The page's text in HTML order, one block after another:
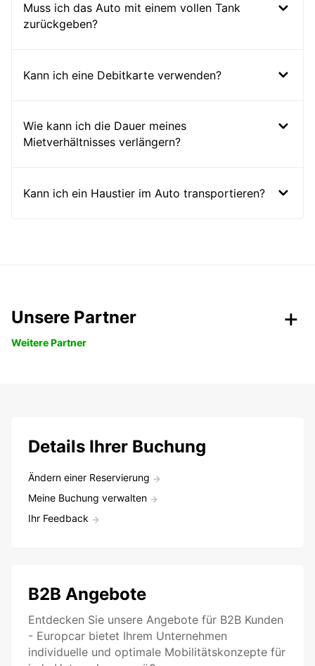
Muss ich das Auto mit einem vollen Tank
zurückgeben?
Kann ich eine Debitkarte verwenden?
Wie kann ich die Dauer meines
Mietverhältnisses verlängern?
Kann ich ein Haustier im Auto transportieren?
Unsere Partner
Weitere Partner
Details Ihrer Buchung
Ändern einer Reservierung
Meine Buchung verwalten
Ihr Feedback
B2B Angebote
Entdecken Sie unsere Angebote für B2B Kunden
- Europcar bietet Ihrem Unternehmen
individuelle und optimale Mobilitätskonzepte für